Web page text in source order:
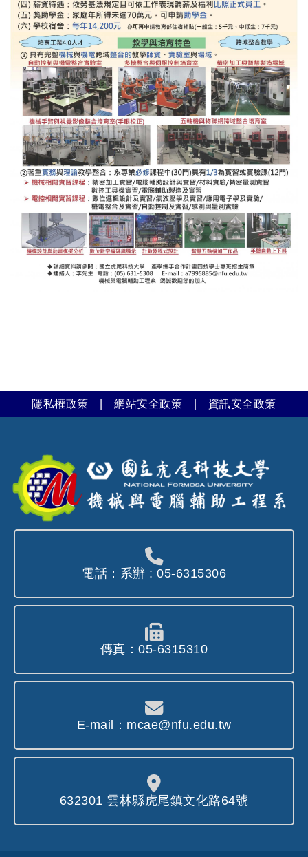
隱私權政策 |網站安全政策 資訊安全政策
電話：系辦 : 05-6315306
傳真：05-6315310
E-mail：mcae@nfu.edu.tw
632301 雲林縣虎尾鎮文化路64號